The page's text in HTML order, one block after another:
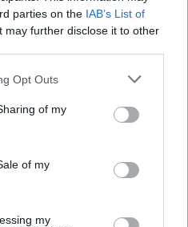
parties on the IAB’s List of
may further disclose it to other
Opt Outs
of my
of my
my
00:15:54
bandymu įsitvirtinti